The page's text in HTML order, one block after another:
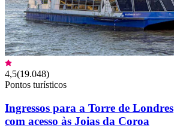
4,5(19.048)
Pontos turísticos
Ingressos para a Torre de Londres
com acesso às Joias da Coroa